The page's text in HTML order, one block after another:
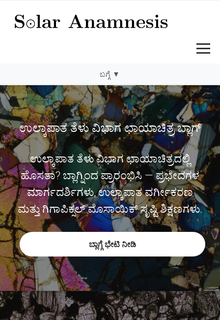
ಬಗ್ಗೆ ▼
ಸೋಲಾರ್ ಅನಾಮ್ನೆಸಿಸ್ — ಉಲ್ಕಾಪಾತ ತೆಳು
ಉಲ್ಕಾಪಾತ ತೆಳು ವಿಭಾಗ ಛಾಯಾಚಿತ್ರ ಬ್ಲಾಗ್
ಉಲ್ಕಾಪಾತ ತೆಳು ವಿಭಾಗ ಛಾಯಾಚಿತ್ರದಲ್ಲಿ
ಹೊಸತಾ? ಬ್ಲಾಗ್ನಿಂದ ಪ್ರಾರಂಭಿಸಿ — ಪ್ರಭೇದಗಳ
ಮಾರ್ಗದರ್ಶಿಗಳು, ಉಲ್ಕಾಪಾತ ವರ್ಗೀಕರಣ
ಮತ್ತು ಗಿಗಾಪಿಕ್ಸಲ್ ಮೊಸಾಯಿಕ್ ಸೃಷ್ಟಿ ಶಿಕ್ಷಣಗಳು.
ಬ್ಲಾಗ್ಗೆ ಭೇಟಿ ನೀಡಿ